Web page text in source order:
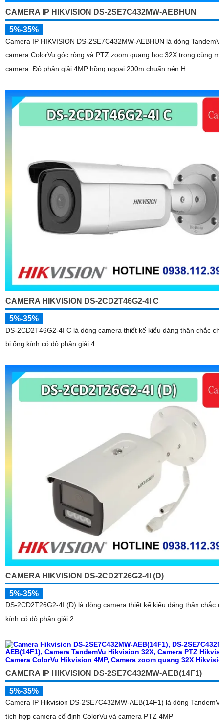
CAMERA IP HIKVISION DS-2SE7C432MW-AEBHUN
5%-35%
Camera IP HIKVISION DS-2SE7C432MW-AEBHUN là dòng
camera ColorVu góc rộng và PTZ zoom quang học 32X trong cùng
camera. Độ phân giải 4MP hồng ngoại 200m chuẩn nén H
CAMERA HIKVISION DS-2CD2T46G2-4I C
5%-35%
DS-2CD2T46G2-4I C là dòng camera thiết kế kiểu dáng thân chắc
bị ống kính có độ phân giải 4
CAMERA HIKVISION DS-2CD2T26G2-4I (D)
5%-35%
DS-2CD2T26G2-4I (D) là dòng camera thiết kế kiểu dáng thân chắc
kính có độ phân giải 2
CAMERA IP HIKVISION DS-2SE7C432MW-AEB(14F1)
5%-35%
Camera IP Hikvision DS-2SE7C432MW-AEB(14F1) là dòng
tích hợp camera cố định ColorVu và camera PTZ 4MP